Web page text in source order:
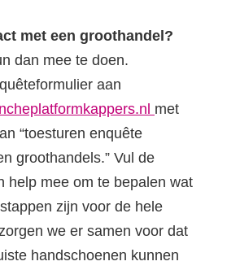
met een groothandel?
dan mee te doen.
aan
met
“toesturen enquête
groothandels.” Vul de
help mee om te bepalen wat
zijn voor de hele
we er samen voor dat
handschoenen kunnen